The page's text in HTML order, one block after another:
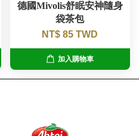
德國Mivolis舒眠安神隨身
袋茶包
NT$ 85 TWD
加入購物車